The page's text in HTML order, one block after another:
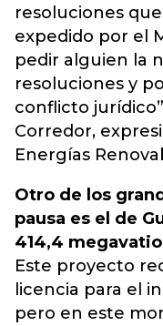
resoluciones
expedido por el
pedir alguien la
resoluciones y
conflicto
Corredor,
Energías
Otro de los
pausa es el de
414,4
Este proyecto
licencia para el
pero en este